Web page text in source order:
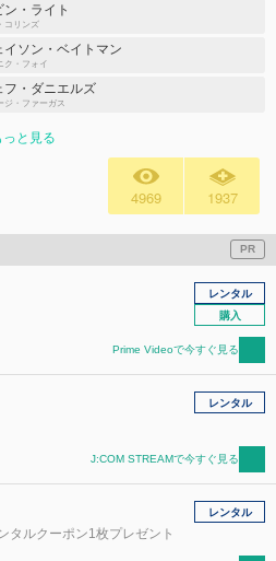
ン・ライト
コリンズ
イソン・ベイトマン
ク・フォイ
フ・ダニエルズ
ジ・ファーガス
っと見る
4969 1937
PR
レンタル
購入
Prime Videoで今すぐ見る
レンタル
J:COM STREAMで今すぐ見る
タルクーポン1枚プレゼント
レンタル